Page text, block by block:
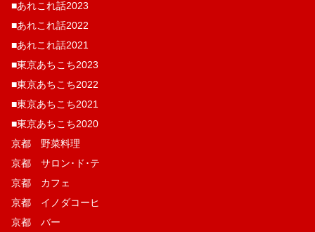
■あれこれ話2023
■あれこれ話2022
■あれこれ話2021
■東京あちこち2023
■東京あちこち2022
■東京あちこち2021
■東京あちこち2020
京都 野菜料理
京都 サロン･ド･テ
京都 カフェ
京都 イノダコーヒ
京都 バー